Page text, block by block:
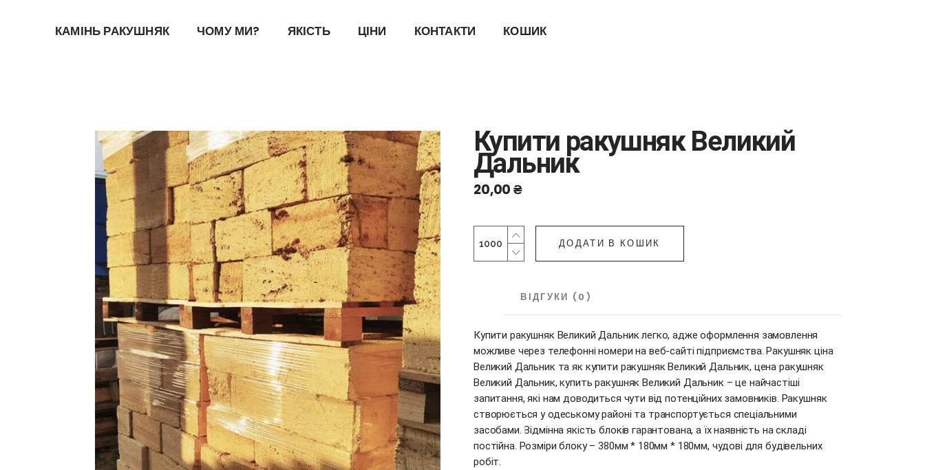
КАМІНЬ РАКУШНЯК ЧОМУ МИ? ЯКІСТЬ ЦІНИ КОНТАКТИ КОШИК
Купити ракушняк Великий
Дальник
20,00₴
ракушняк
Великий
ДОДАТИ В КОШИК
ВІДГУКИ (0)
Купити ракушняк Великий Дальник легко, адже оформлення замовлення
можливе через телефонні номери на веб-сайті підприємства. Ракушняк ціна
Великий Дальник та як купити ракушняк Великий Дальник, цена ракушняк
Великий Дальник, купить ракушняк Великий Дальник – це найчастіші
запитання, які нам доводиться чути від потенційних замовників. Ракушняк
створюється у одеському районі та транспортується спеціальними
засобами. Відмінна якість блоків гарантована, а їх наявність на складі
постійна. Розміри блоку – 380мм * 180мм * 180мм, чудові для будівельних
робіт.